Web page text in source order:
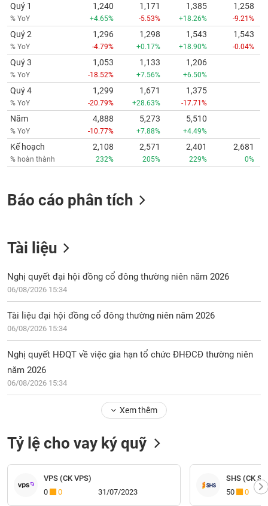
Quý 1
% YoY
1,240
+4.65%
1,171
-5.53%
1,385
+18.26%
1,258
-9.21%
Quý 2
% YoY
1,296
-4.79%
1,298
+0.17%
1,543
+18.90%
1,543
-0.04%
Quý 3
% YoY
1,053
-18.52%
1,133
+7.56%
1,206
+6.50%
Quý 4
% YoY
1,299
-20.79%
1,671
+28.63%
1,375
-17.71%
Năm
% YoY
4,888
-10.77%
5,273
+7.88%
5,510
+4.49%
Kế hoạch
% hoàn thành
2,108
232%
2,571
205%
2,401
229%
2,681
0%
Báo cáo phân tích
Tài liệu
Nghị quyết đại hội đồng cổ đông thường niên năm 2026
06/08/2026 15:34
Tài liệu đại hội đồng cổ đông thường niên năm 2026
06/08/2026 15:34
Nghị quyết HĐQT về việc gia hạn tổ chức ĐHĐCĐ thường niên
năm 2026
06/08/2026 15:34
Xem thêm
Tỷ lệ cho vay ký quỹ
VPS (CK VPS)
0
0 31/07/2023
SHS (CK
50
0